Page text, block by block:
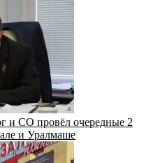
и СО провёл очередные 2
и Уралмаше